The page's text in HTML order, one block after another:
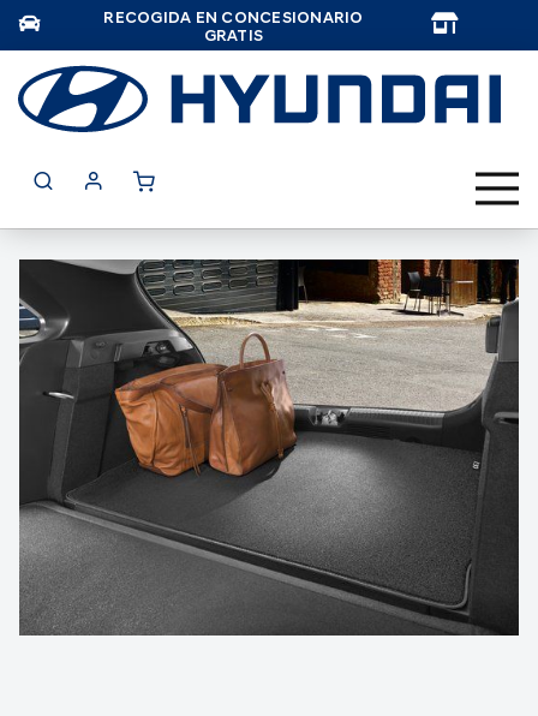
RECOGIDA EN CONCESIONARIO
GRATIS
al
final
de
galería
imágenes